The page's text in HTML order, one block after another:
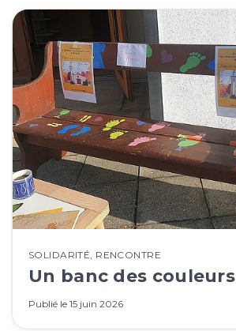
SOLIDARITÉ RENCONTRE
Un banc des couleurs
Publié le 15 juin 2026